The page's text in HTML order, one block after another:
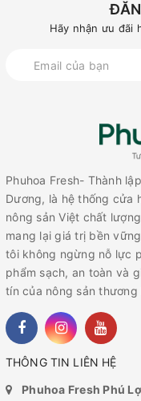
Hãy nhận ưu đãi
Phuhoa Fresh- Thành
Dương, là hệ thống cửa
nông sản Việt chất
mang lại giá trị bền
tôi không ngừng nỗ lực
phẩm sạch, an toàn và
tín của nông sản thương
THÔNG TIN LIÊN HỆ
Phuhoa Fresh Phú